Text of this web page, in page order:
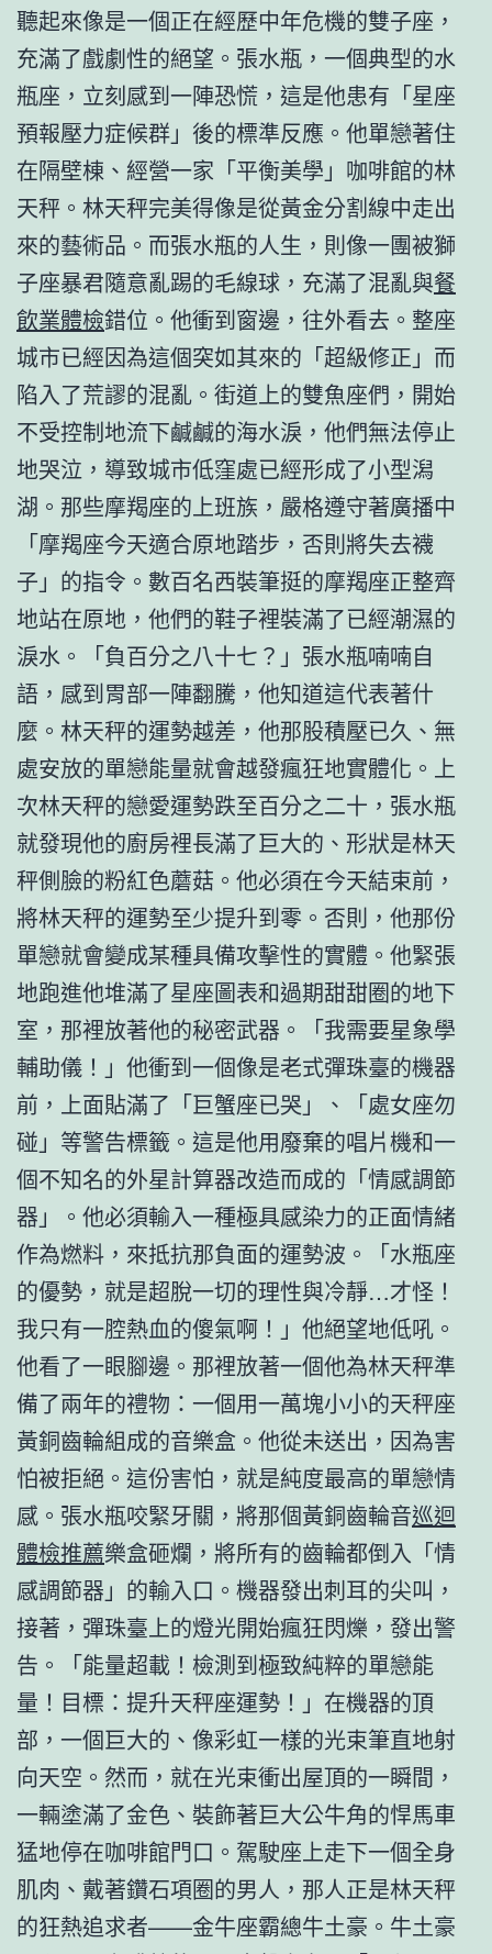
聽起來像是一個正在經歷中年危機的雙子座，
充滿了戲劇性的絕望。張水瓶，一個典型的水
瓶座，立刻感到一陣恐慌，這是他患有「星座
預報壓力症候群」後的標準反應。他單戀著住
在隔壁棟、經營一家「平衡美學」咖啡館的林
天秤。林天秤完美得像是從黃金分割線中走出
來的藝術品。而張水瓶的人生，則像一團被獅
子座暴君隨意亂踢的毛線球，充滿了混亂與餐
飲業體檢錯位。他衝到窗邊，往外看去。整座
城市已經因為這個突如其來的「超級修正」而
陷入了荒謬的混亂。街道上的雙魚座們，開始
不受控制地流下鹹鹹的海水淚，他們無法停止
地哭泣，導致城市低窪處已經形成了小型潟
湖。那些摩羯座的上班族，嚴格遵守著廣播中
「摩羯座今天適合原地踏步，否則將失去襪
子」的指令。數百名西裝筆挺的摩羯座正整齊
地站在原地，他們的鞋子裡裝滿了已經潮濕的
淚水。「負百分之八十七？」張水瓶喃喃自
語，感到胃部一陣翻騰，他知道這代表著什
麼。林天秤的運勢越差，他那股積壓已久、無
處安放的單戀能量就會越發瘋狂地實體化。上
次林天秤的戀愛運勢跌至百分之二十，張水瓶
就發現他的廚房裡長滿了巨大的、形狀是林天
秤側臉的粉紅色蘑菇。他必須在今天結束前，
將林天秤的運勢至少提升到零。否則，他那份
單戀就會變成某種具備攻擊性的實體。他緊張
地跑進他堆滿了星座圖表和過期甜甜圈的地下
室，那裡放著他的秘密武器。「我需要星象學
輔助儀！」他衝到一個像是老式彈珠臺的機器
前，上面貼滿了「巨蟹座已哭」、「處女座勿
碰」等警告標籤。這是他用廢棄的唱片機和一
個不知名的外星計算器改造而成的「情感調節
器」。他必須輸入一種極具感染力的正面情緒
作為燃料，來抵抗那負面的運勢波。「水瓶座
的優勢，就是超脫一切的理性與冷靜…才怪！
我只有一腔熱血的傻氣啊！」他絕望地低吼。
他看了一眼腳邊。那裡放著一個他為林天秤準
備了兩年的禮物：一個用一萬塊小小的天秤座
黃銅齒輪組成的音樂盒。他從未送出，因為害
怕被拒絕。這份害怕，就是純度最高的單戀情
感。張水瓶咬緊牙關，將那個黃銅齒輪音巡迴
體檢推薦樂盒砸爛，將所有的齒輪都倒入「情
感調節器」的輸入口。機器發出刺耳的尖叫，
接著，彈珠臺上的燈光開始瘋狂閃爍，發出警
告。「能量超載！檢測到極致純粹的單戀能
量！目標：提升天秤座運勢！」在機器的頂
部，一個巨大的、像彩虹一樣的光束筆直地射
向天空。然而，就在光束衝出屋頂的一瞬間，
一輛塗滿了金色、裝飾著巨大公牛角的悍馬車
猛地停在咖啡館門口。駕駛座上走下一個全身
肌肉、戴著鑽石項圈的男人，那人正是林天秤
的狂熱追求者——金牛座霸總牛土豪。牛土豪